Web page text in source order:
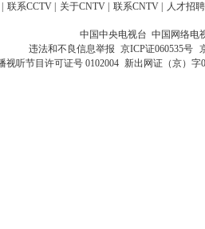
联系CCTV 关于CNTV 联系CNTV 人才招聘
中国中央电视台 中国网络电
违法和不良信息举报 京ICP证060535号
视听节目许可证号 0102004 新出网证（京）